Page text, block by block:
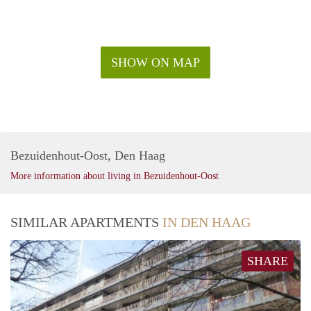
SHOW ON MAP
Bezuidenhout-Oost, Den Haag
More information about living in Bezuidenhout-Oost
SIMILAR APARTMENTS IN DEN HAAG
SHARE